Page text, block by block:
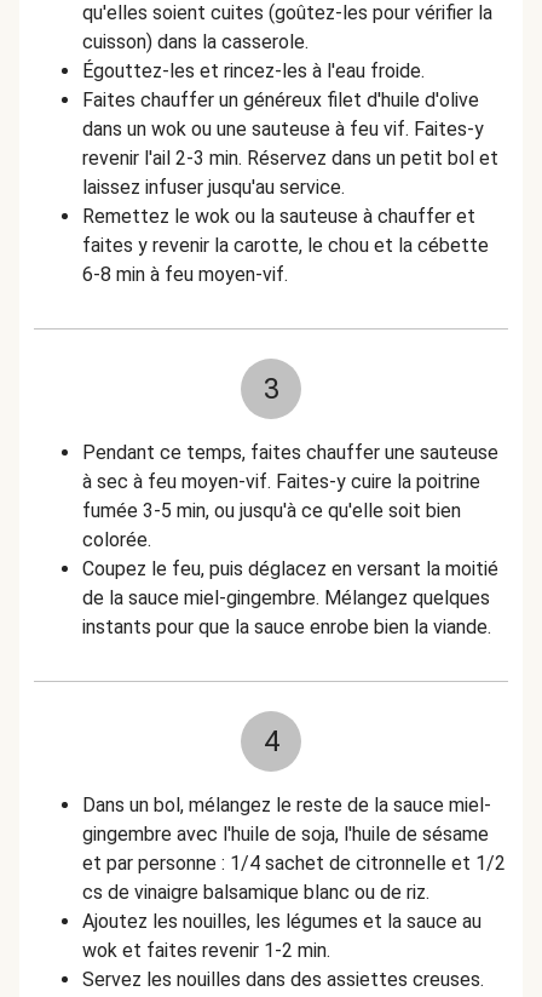
qu'elles soient cuites (goûtez-les pour vérifier la
cuisson) dans la casserole.
Égouttez-les et rincez-les à l'eau froide.
Faites chauffer un généreux filet d'huile d'olive
dans un wok ou une sauteuse à feu vif. Faites-y
revenir l'ail 2-3 min. Réservez dans un petit bol et
laissez infuser jusqu'au service.
Remettez le wok ou la sauteuse à chauffer et
faites y revenir la carotte, le chou et la cébette
6-8 min à feu moyen-vif.
3
Pendant ce temps, faites chauffer une sauteuse
à sec à feu moyen-vif. Faites-y cuire la poitrine
fumée 3-5 min, ou jusqu'à ce qu'elle soit bien
colorée.
Coupez le feu, puis déglacez en versant la moitié
de la sauce miel-gingembre. Mélangez quelques
instants pour que la sauce enrobe bien la viande.
4
Dans un bol, mélangez le reste de la sauce miel-
gingembre avec l'huile de soja, l'huile de sésame
et par personne : 1/4 sachet de citronnelle et 1/2
cs de vinaigre balsamique blanc ou de riz.
Ajoutez les nouilles, les légumes et la sauce au
wok et faites revenir 1-2 min.
Servez les nouilles dans des assiettes creuses.